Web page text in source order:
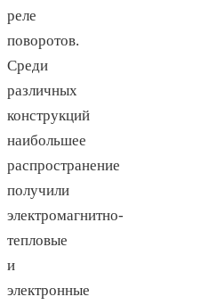
реле
поворотов.
Среди
различных
конструкций
наибольшее
распространение
получили
электромагнитно-
тепловые
и
электронные